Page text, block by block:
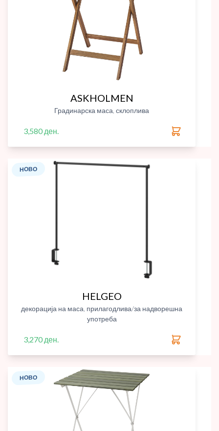
ASKHOLMEN
Градинарска маса, склоплива
3,580 ден.
НОВО
HELGEO
декорација на маса, прилагодлива/за надворешна
употреба
3,270 ден.
НОВО